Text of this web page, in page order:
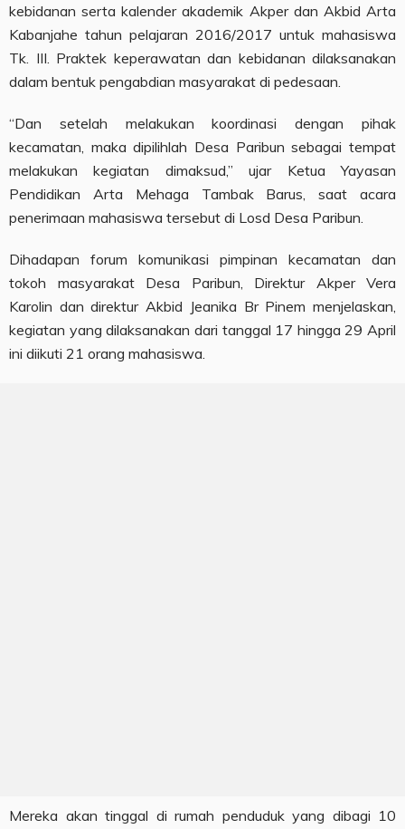
kebidanan serta kalender akademik Akper dan Akbid Arta
Kabanjahe tahun pelajaran 2016/2017 untuk mahasiswa
Tk. III. Praktek keperawatan dan kebidanan dilaksanakan
dalam bentuk pengabdian masyarakat di pedesaan.
“Dan setelah melakukan koordinasi dengan pihak
kecamatan, maka dipilihlah Desa Paribun sebagai tempat
melakukan kegiatan dimaksud,” ujar Ketua Yayasan
Pendidikan Arta Mehaga Tambak Barus, saat acara
penerimaan mahasiswa tersebut di Losd Desa Paribun.
Dihadapan forum komunikasi pimpinan kecamatan dan
tokoh masyarakat Desa Paribun, Direktur Akper Vera
Karolin dan direktur Akbid Jeanika Br Pinem menjelaskan,
kegiatan yang dilaksanakan dari tanggal 17 hingga 29 April
ini diikuti 21 orang mahasiswa.
Mereka akan tinggal di rumah penduduk yang dibagi 10